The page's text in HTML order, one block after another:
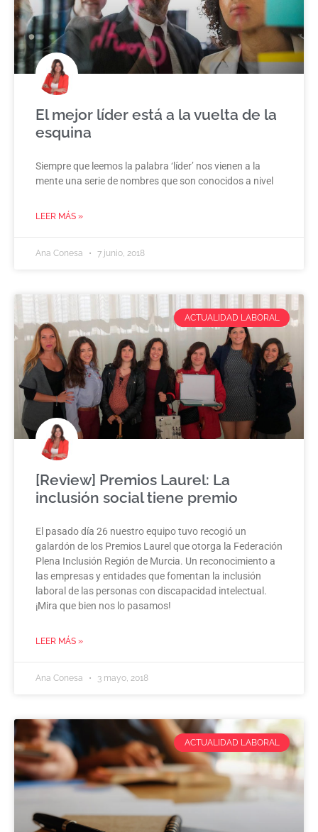
El mejor líder está a la vuelta de la
esquina
Siempre que leemos la palabra ‘líder’ nos vienen a la
mente una serie de nombres que son conocidos a nivel
LEER MÁS »
Ana Conesa 7 junio, 2018
ACTUALIDAD LABORAL
[Review] Premios Laurel: La
inclusión social tiene premio
El pasado día 26 nuestro equipo tuvo recogió un
galardón de los Premios Laurel que otorga la Federación
Plena Inclusión Región de Murcia. Un reconocimiento a
las empresas y entidades que fomentan la inclusión
laboral de las personas con discapacidad intelectual.
¡Mira que bien nos lo pasamos!
LEER MÁS »
Ana Conesa 3 mayo, 2018
ACTUALIDAD LABORAL